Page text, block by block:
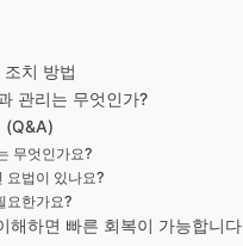
치 방법
관리는 무엇인가?
(Q&A)
무엇인가요?
요법이 있나요?
요한가요?
해하면 빠른 회복이 가능합니다